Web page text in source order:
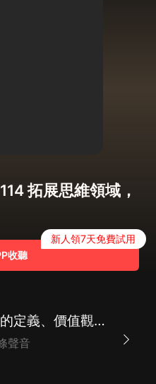
拓展思維領域，
收聽
新人領7天免費試用
思考關於幸福的定義、價值觀的重要性|棋喵物語演播、關於心靈的啟發
聲音